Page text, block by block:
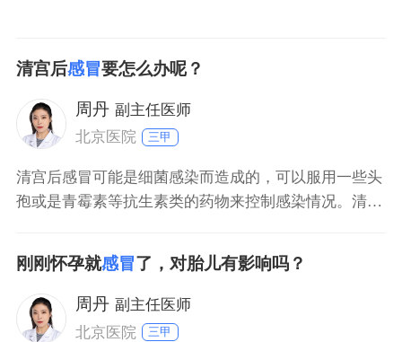
清宫后感冒要怎么办呢？
周丹 副主任医师
北京医院
三甲
清宫后感冒可能是细菌感染而造成的，可以服用一些头
孢或是青霉素等抗生素类的药物来控制感染情况。清宫
染而造成的感冒现象，可以服用阿昔洛韦或是双黄连口
服液等抗病毒类的药物进行治疗。如果感冒的症状比较
严重，表现出了头痛和发热的现象，可以使用对乙酰氨
基酚或是布洛
刚刚怀孕就感冒了，对胎儿有影响吗？
周丹 副主任医师
北京医院
三甲